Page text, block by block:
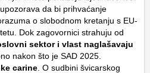
da bi prihvaćanje
o slobodnom kretanju s EU-
Dok zagovornici strahuju od
sektor i vlast naglašavaju
nakon što je SAD 2025.
carine . O sudbini švicarskog